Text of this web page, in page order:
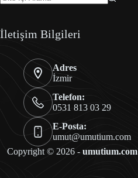
İletişim Bilgileri
Adres
İzmir
Telefon:
0531 813 03 29
E-Posta:
umut@umutium.com
Copyright © 2026 -umutium.com